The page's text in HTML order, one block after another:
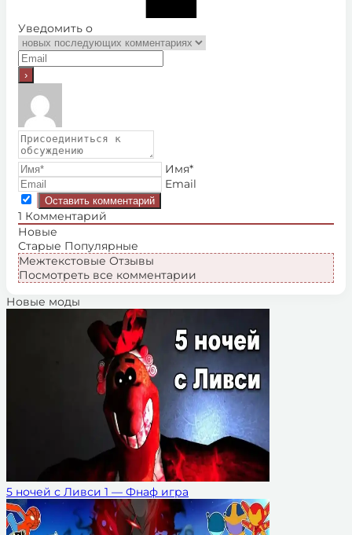
Уведомить о
Имя*
Email
1 Комментарий
Новые
Старые Популярные
Межтекстовые Отзывы
Посмотреть все комментарии
Новые моды
5 ночей с Ливси 1 — Фнаф игра